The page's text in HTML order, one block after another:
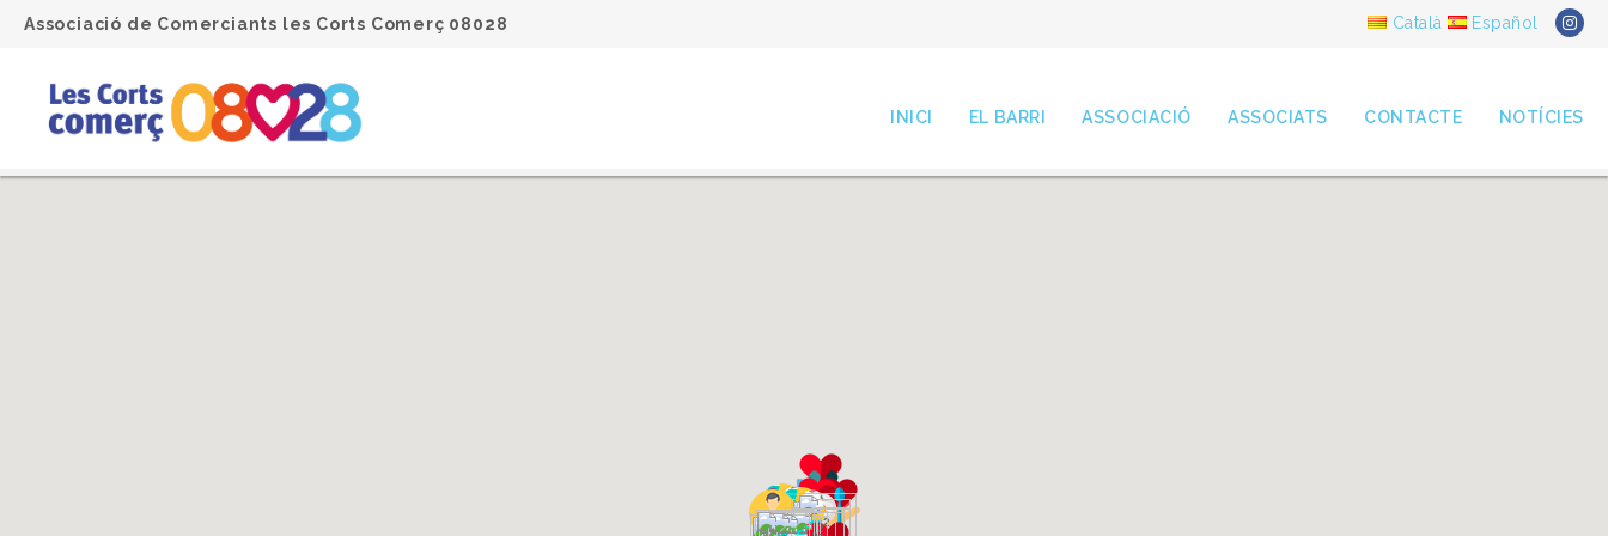
Català Español
Associació de Comerciants les Corts Comerç 08028
INICI EL BARRI ASSOCIACIÓ ASSOCIATS CONTACTE NOTÍCIES
22